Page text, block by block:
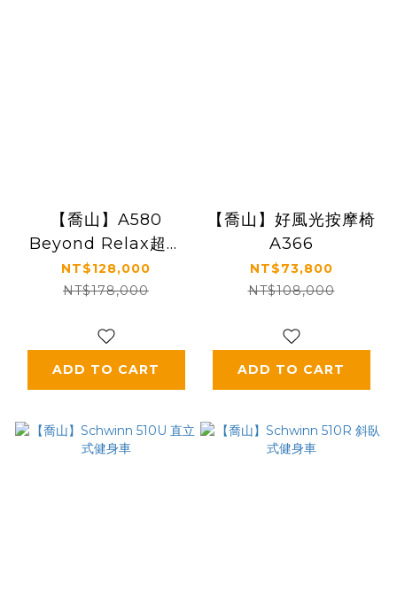
【喬山】A580
Beyond Relax超越
按摩椅
NT$128,000
NT$178,000
ADD TO CART
【喬山】好風光按摩椅
A366
NT$73,800
NT$108,000
ADD TO CART